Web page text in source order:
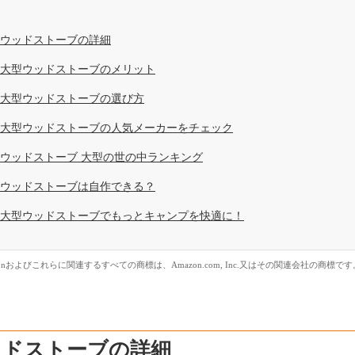
ウッドストーブの詳細
大型ウッドストーブのメリット
大型ウッドストーブの選び方
大型ウッドストーブの人気メーカーをチェック
ウッドストーブ 大型の世の中ランキング
ウッドストーブは自作できる？
大型ウッドストーブでもっとキャンプを快適に！
およびこれらに関連するすべての商標は、Amazon.com, Inc.又はその関連会社の商標です
ストーブの詳細